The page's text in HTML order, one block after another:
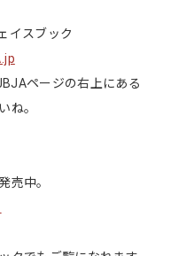
イスブック
ページの右上にある
ね。
売中。